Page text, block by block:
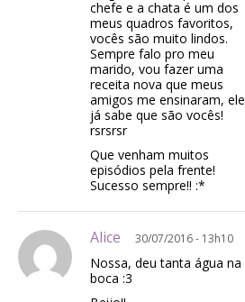
chefe e a chata é um dos
meus quadros favoritos,
vocês são muito lindos.
Sempre falo pro meu
marido, vou fazer uma
receita nova que meus
amigos me ensinaram, ele
já sabe que são vocês!
rsrsrsr
Que venham muitos
episódios pela frente!
Sucesso sempre!! :*
Alice 30/07/2016 - 13h10
Nossa, deu tanta água na
boca :3